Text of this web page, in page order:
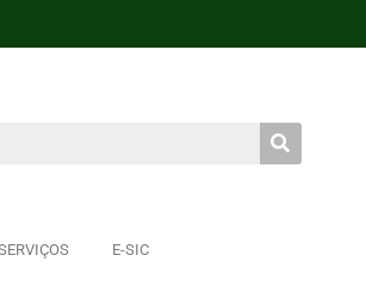
E-SIC